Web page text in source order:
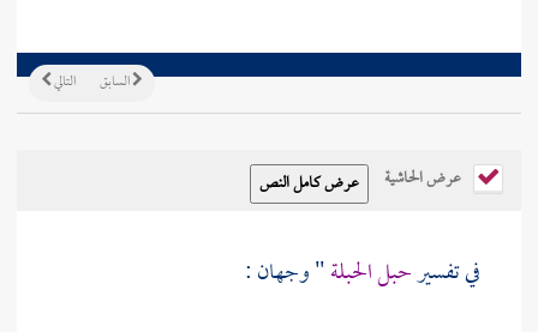
التالي السابق
عرض الحاشية
في تفسيرحبل الحبلة" وجهان :